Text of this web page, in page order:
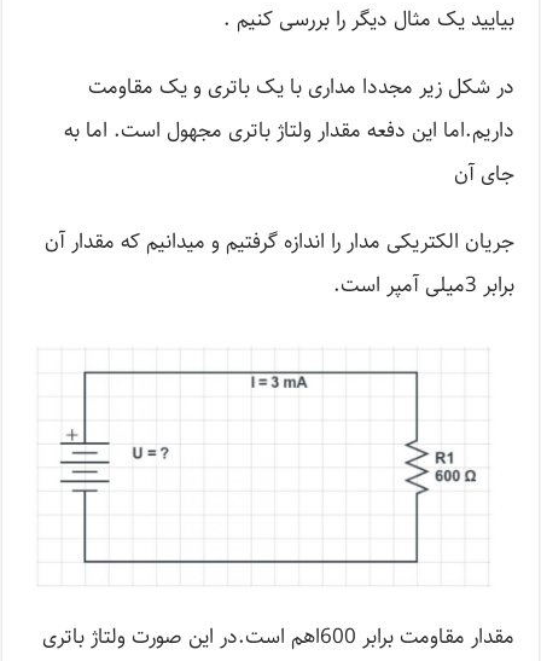
بیایید یک مثال دیگر را بررسی کنیم .
در شکل زیر مجددا مداری با یک باتری و یک مقاومت
داریم.اما این دفعه مقدار ولتاژ باتری مجهول است. اما به
جای آن
جریان الکتریکی مدار را اندازه گرفتیم و می­­­دانیم که مقدار آن
برابر 3میلی آمپر است.
مقدار مقاومت برابر 600اهم است.در این صورت ولتاژ باتری